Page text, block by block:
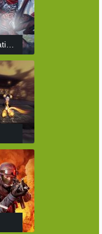
Perfect World International